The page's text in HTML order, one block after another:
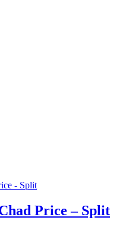
Price – Split